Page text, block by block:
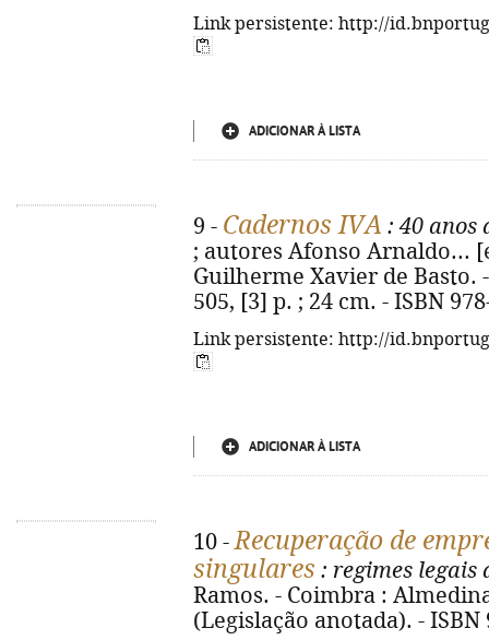
Link persistente: http://
ADICIONAR À LISTA
9 - Cadernos IVA : 40 anos
; autores Afonso Arnaldo...
Guilherme Xavier de Basto.
505, [3] p. ; 24 cm. - ISBN
Link persistente: http://
ADICIONAR À LISTA
10 -Recuperação de
singulares : regimes legais
Ramos. - Coimbra :
(Legislação anotada). - ISBN